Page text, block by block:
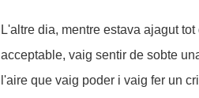
L'altre dia, mentre estava ajagut
acceptable, vaig sentir de sobte
l'aire que vaig poder i vaig fer un